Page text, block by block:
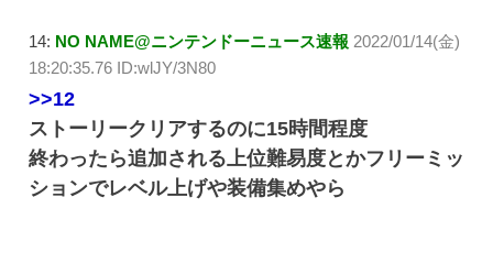
14: NO NAME@ニンテンドーニュース速報 2022/01/14(金)
18:20:35.76 ID:wlJY/3N80
>>12
ストーリークリアするのに15時間程度
終わったら追加される上位難易度とかフリーミッ
ションでレベル上げや装備集めやら